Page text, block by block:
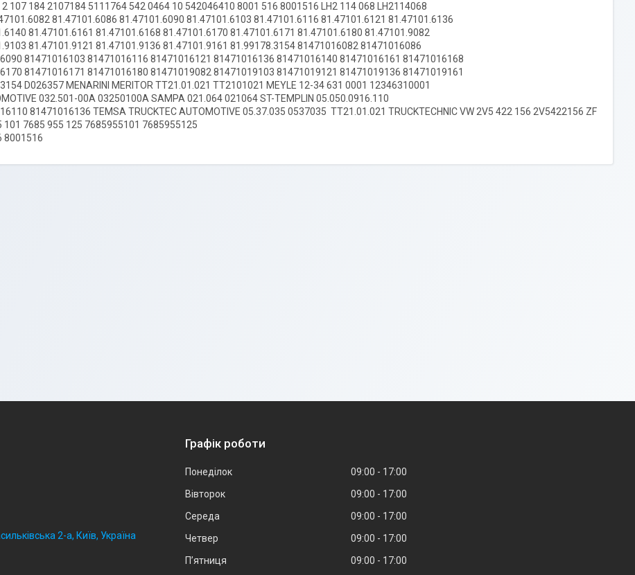
107 184 2107184 5111764 542 0464 10 542046410 8001 516 8001516 LH2 114 068 LH2114068
81.47101.6086 81.47101.6090 81.47101.6103 81.47101.6116 81.47101.6121 81.47101.6136
81.47101.6161 81.47101.6168 81.47101.6170 81.47101.6171 81.47101.6180 81.47101.9082
81.47101.9121 81.47101.9136 81.47101.9161 81.99178.3154 81471016082 81471016086
81471016103 81471016116 81471016121 81471016136 81471016140 81471016161 81471016168
81471016171 81471016180 81471019082 81471019103 81471019121 81471019136 81471019161
D026357 MENARINI MERITOR TT21.01.021 TT2101021 MEYLE 12-34 631 0001 12346310001
032.501-00A 03250100A SAMPA 021.064 021064 ST-TEMPLIN 05.050.0916.110
81471016136 TEMSA TRUCKTEC AUTOMOTIVE 05.37.035 0537035 TT21.01.021 TRUCKTECHNIC VW 2V5 422 156 2V5422156 ZF
101 7685 955 125 7685955101 7685955125
8001516
2-а, Київ, Україна
Графік роботи
Понеділок 09:00
17:00
Вівторок
09:00
17:00
Середа
09:00
17:00
Четвер
09:00
17:00
Пʼятниця
09:00 17:00